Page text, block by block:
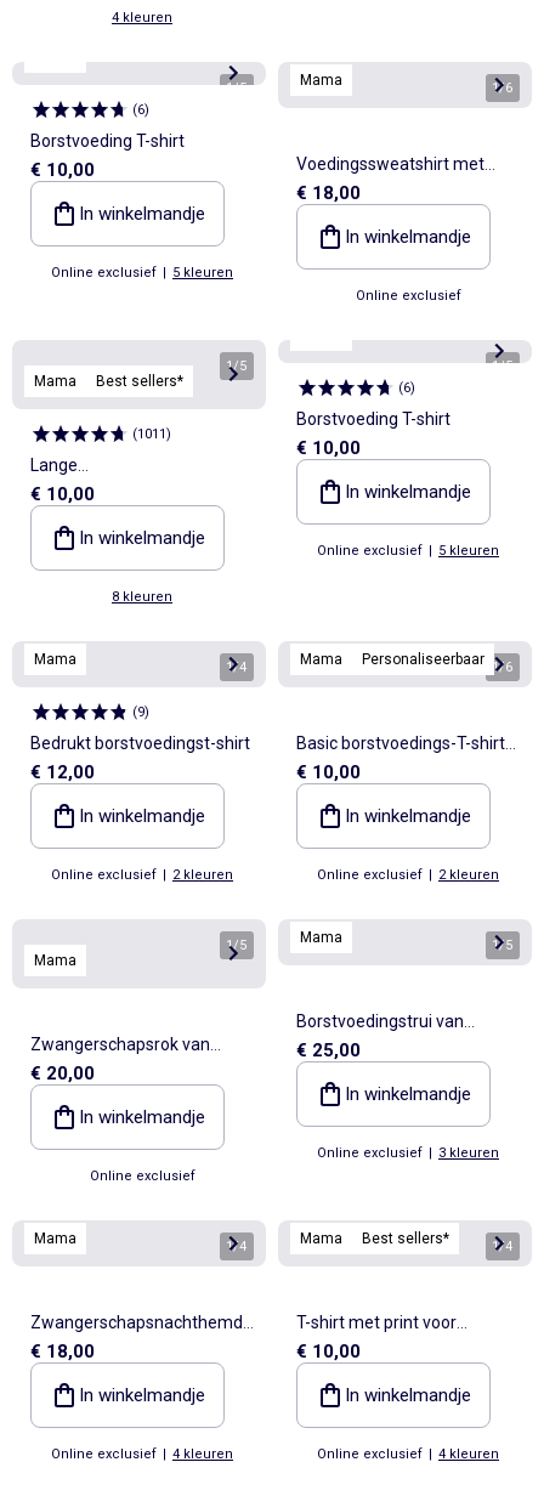
4 kleuren
1/5
(6)
Borstvoeding T-shirt
€ 10,00
In winkelmandje
Online exclusief | 5 kleuren
Mama 1/6
Voedingssweatshirt met
overslagopening
€ 18,00
In winkelmandje
Online exclusief
Mama Best sellers*
1/5
(1011)
Lange
zwangerschapslegging van
effen jersey
€ 10,00
In winkelmandje
8 kleuren
1/5
(6)
Borstvoeding T-shirt
€ 10,00
In winkelmandje
Online exclusief | 5 kleuren
Mama 1/4
(9)
Bedrukt borstvoedingst-shirt
€ 12,00
In winkelmandje
Online exclusief | 2 kleuren
Mama Personaliseerbaar 1/6
Basic borstvoedings-T-shirt
met korte mouw
€ 10,00
In winkelmandje
Online exclusief | 2 kleuren
Mama
1/5
Zwangerschapsrok van
gebreide stof met split
€ 20,00
In winkelmandje
Online exclusief
Mama 1/5
Borstvoedingstrui van
wolmix
€ 25,00
In winkelmandje
Online exclusief | 3 kleuren
Mama 1/4
Zwangerschapsnachthemd
met knopen
€ 18,00
In winkelmandje
Online exclusief | 4 kleuren
Mama Best sellers* 1/4
T-shirt met print voor
borstvoeding
€ 10,00
In winkelmandje
Online exclusief | 4 kleuren